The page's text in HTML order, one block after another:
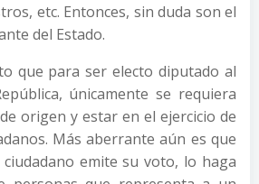
etc. Entonces, sin duda son el
del Estado.
que para ser electo diputado al
únicamente se requiera
origen y estar en el ejercicio de
Más aberrante aún es que
emite su voto, lo haga